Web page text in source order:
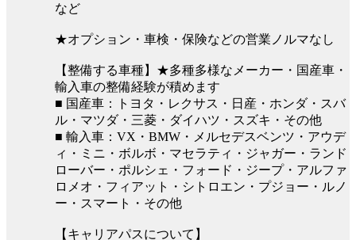
など
★オプション・車検・保険などの営業ノルマなし
【整備する車種】★多種多様なメーカー・国産車・
輸入車の整備経験が積めます
■ 国産車：トヨタ・レクサス・日産・ホンダ・スバ
ル・マツダ・三菱・ダイハツ・スズキ・その他
■ 輸入車：VX・BMW・メルセデスベンツ・アウデ
ィ・ミニ・ボルボ・マセラティ・ジャガー・ランド
ローバー・ポルシェ・フォード・ジープ・アルファ
ロメオ・フィアット・シトロエン・プジョー・ルノ
ー・スマート・その他
【キャリアパスについて】